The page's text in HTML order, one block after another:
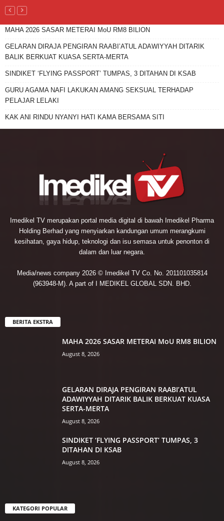
MAHA 2026 SASAR METERAI MoU RM8 BILION
GELARAN DIRAJA PENGIRAN RAABI’ATUL ADAWIYYAH DITARIK
BALIK BERKUAT KUASA SERTA-MERTA
SINDIKET ‘FLYING PASSPORT’ TUMPAS, 3 DITAHAN DI KSAB
GURU AGAMA NAFI LAKUKAN AMANG SEKSUAL TERHADAP
PELAJAR LELAKI
KAK ANI RINDU NYANYI HATI KAMA BERSAMA SITI
Imedikel TV merupakan portal media digital di bawah Imedikel Pharma
Holding Berhad yang menyiarkan kandungan umum merangkumi
kesihatan, gaya hidup, teknologi dan isu semasa untuk penonton di
dalam dan luar negara.
Media/news company 2026 © Imedikel TV Co. No. 201101035814
(963948-M). A part of I MEDIKEL GLOBAL SDN. BHD.
BERITA EKSTRA
MAHA 2026 SASAR METERAI MoU RM8 BILION
August 8, 2026
GELARAN DIRAJA PENGIRAN RAABI’ATUL
ADAWIYYAH DITARIK BALIK BERKUAT KUASA
SERTA-MERTA
August 8, 2026
SINDIKET ‘FLYING PASSPORT’ TUMPAS, 3
DITAHAN DI KSAB
August 8, 2026
KATEGORI POPULAR